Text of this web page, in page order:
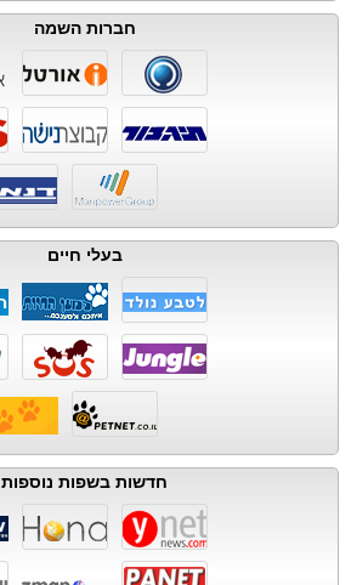
חברות השמה
בעלי חיים
חדשות בשפות נוספות